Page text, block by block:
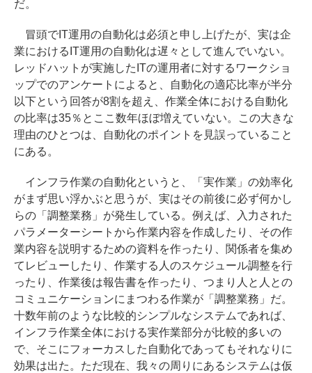
だ。
冒頭でIT運用の自動化は必須と申し上げたが、実は企
業におけるIT運用の自動化は遅々として進んでいない。
レッドハットが実施したITの運用者に対するワークショ
ップでのアンケートによると、自動化の適応比率が半分
以下という回答が8割を超え、作業全体における自動化
の比率は35％とここ数年ほぼ増えていない。この大きな
理由のひとつは、自動化のポイントを見誤っていること
にある。
インフラ作業の自動化というと、「実作業」の効率化
がまず思い浮かぶと思うが、実はその前後に必ず何かし
らの「調整業務」が発生している。例えば、入力された
パラメーターシートから作業内容を作成したり、その作
業内容を説明するための資料を作ったり、関係者を集め
てレビューしたり、作業する人のスケジュール調整を行
ったり、作業後は報告書を作ったり、つまり人と人との
コミュニケーションにまつわる作業が「調整業務」だ。
十数年前のような比較的シンプルなシステムであれば、
インフラ作業全体における実作業部分が比較的多いの
で、そこにフォーカスした自動化であってもそれなりに
効果は出た。ただ現在、我々の周りにあるシステムは仮